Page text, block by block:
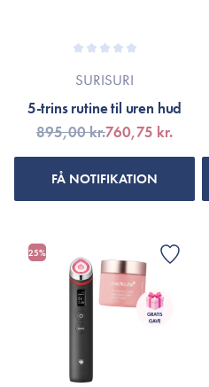
SURISURI
5-trins rutine til uren hud
895,00 kr.760,75 kr.
FÅ NOTIFIKATION
25%